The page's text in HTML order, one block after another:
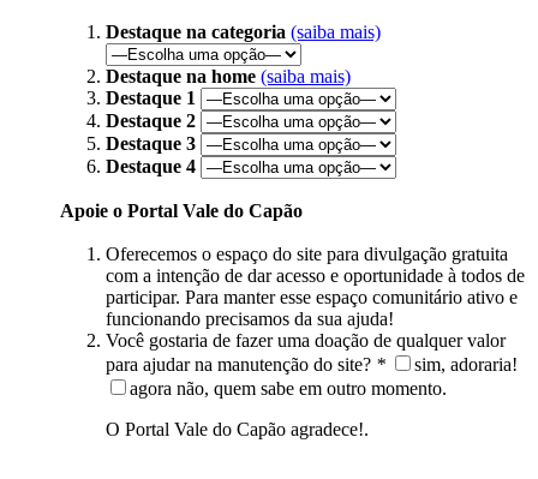
Destaque na categoria (saiba mais)
Destaque na home (saiba mais)
Destaque 1
Destaque 2
Destaque 3
Destaque 4
Apoie o Portal Vale do Capão
Oferecemos o espaço do site para divulgação gratuita
com a intenção de dar acesso e oportunidade à todos de
participar. Para manter esse espaço comunitário ativo e
funcionando precisamos da sua ajuda!
Você gostaria de fazer uma doação de qualquer valor
para ajudar na manutenção do site? *
sim, adoraria!
agora não, quem sabe em outro momento.
O Portal Vale do Capão agradece!.